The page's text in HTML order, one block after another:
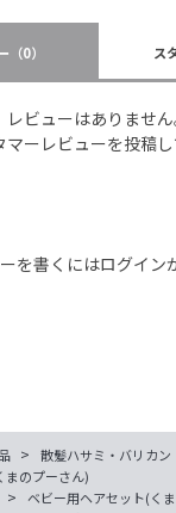
（0） ス
レビューはありません
ーレビューを投稿
を書くにはログイン
> 散髪ハサミ・バリカン
まのプーさん)
>
ベビー用ヘアセット(く